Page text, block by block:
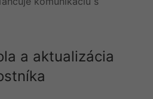
a aktualizácia